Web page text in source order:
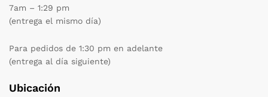
7am – 1:29 pm
(entrega el mismo día)
Para pedidos de 1:30 pm en adelante
(entrega al día siguiente)
Ubicación